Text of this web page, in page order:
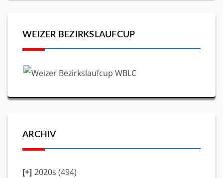
WEIZER BEZIRKSLAUFCUP
ARCHIV
2020s (494)